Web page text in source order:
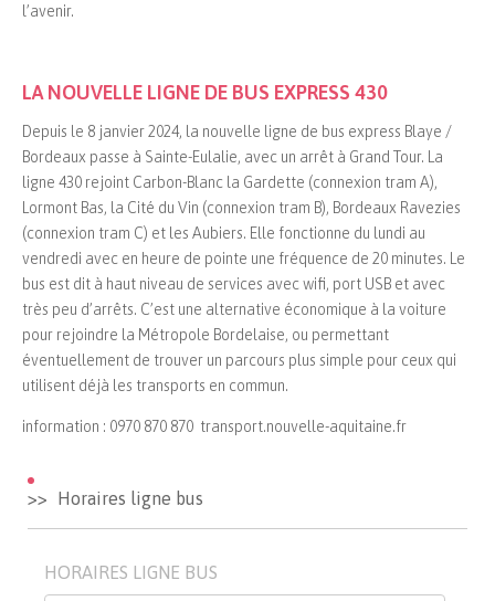
l’avenir.
LA NOUVELLE LIGNE DE BUS EXPRESS 430
Depuis le 8 janvier 2024, la nouvelle ligne de bus express Blaye /
Bordeaux passe à Sainte-Eulalie, avec un arrêt à Grand Tour. La
ligne 430 rejoint Carbon-Blanc la Gardette (connexion tram A),
Lormont Bas, la Cité du Vin (connexion tram B), Bordeaux Ravezies
(connexion tram C) et les Aubiers. Elle fonctionne du lundi au
vendredi avec en heure de pointe une fréquence de 20 minutes. Le
bus est dit à haut niveau de services avec wifi, port USB et avec
très peu d’arrêts. C’est une alternative économique à la voiture
pour rejoindre la Métropole Bordelaise, ou permettant
éventuellement de trouver un parcours plus simple pour ceux qui
utilisent déjà les transports en commun.
information : 0970 870 870 transport.nouvelle-aquitaine.fr
Horaires ligne bus
HORAIRES LIGNE BUS